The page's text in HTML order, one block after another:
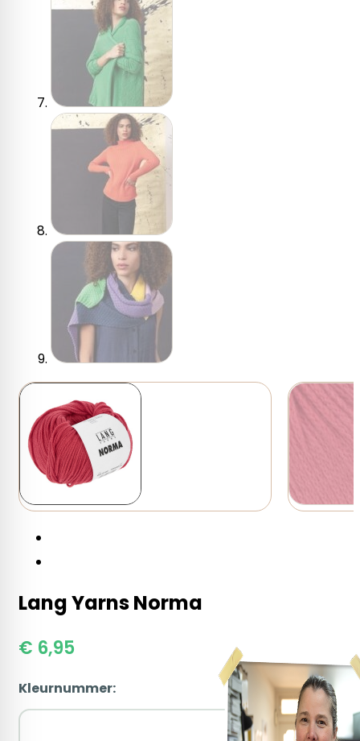
Lang Yarns Norma
€ 6,95
Kleurnummer: